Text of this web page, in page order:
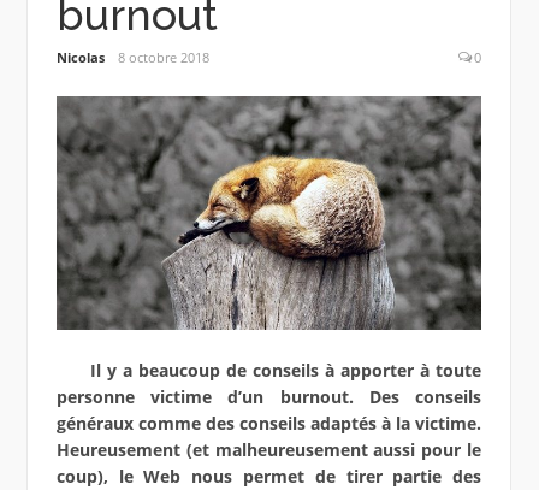
burnout
Nicolas 8 octobre 2018 0
Il y a beaucoup de conseils à apporter à toute
personne victime d’un burnout. Des conseils
généraux comme des conseils adaptés à la victime.
Heureusement (et malheureusement aussi pour le
coup), le Web nous permet de tirer partie des